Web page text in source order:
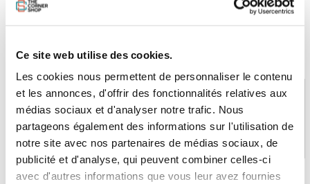
Ce site web utilise des cookies.
Les cookies nous permettent de personnaliser le contenu
et les annonces, d'offrir des fonctionnalités relatives aux
médias sociaux et d'analyser notre trafic. Nous
partageons également des informations sur l'utilisation de
notre site avec nos partenaires de médias sociaux, de
publicité et d'analyse, qui peuvent combiner celles-ci
avec d'autres informations que vous leur avez fournies
PAIEMENT SÉCURISÉ
CB, VISA, Mastercard, ALMA
STOCK EN TEMPS RÉEL
Plus de 5000 produits en stock